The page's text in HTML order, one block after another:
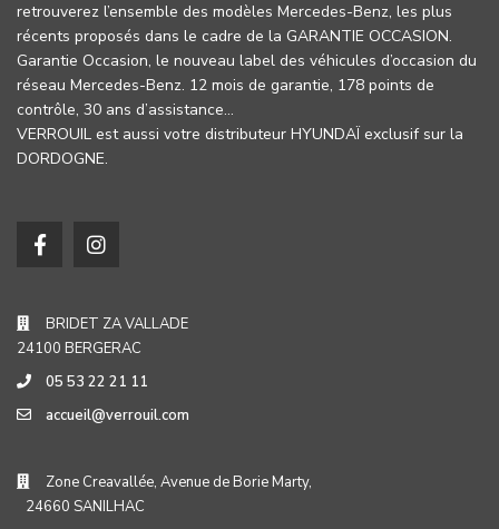
retrouverez l’ensemble des modèles Mercedes-Benz, les plus
récents proposés dans le cadre de la GARANTIE OCCASION.
Garantie Occasion, le nouveau label des véhicules d’occasion du
réseau Mercedes-Benz. 12 mois de garantie, 178 points de
contrôle, 30 ans d’assistance…
VERROUIL est aussi votre distributeur HYUNDAÏ exclusif sur la
DORDOGNE.
BRIDET ZA VALLADE
24100 BERGERAC
05 53 22 21 11
accueil@verrouil.com
Zone Creavallée, Avenue de Borie Marty,
24660 SANILHAC